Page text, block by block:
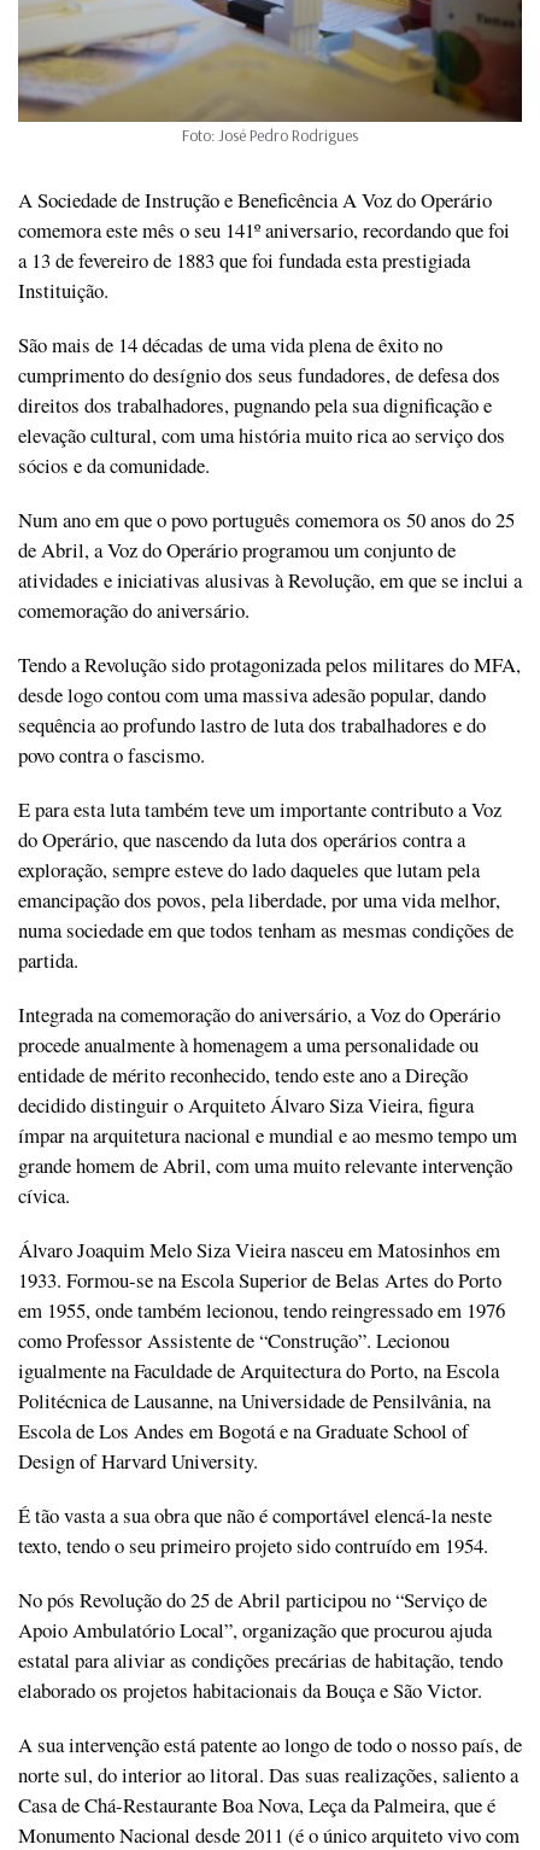
Foto: José Pedro Rodrigues
A Sociedade de Instrução e Beneficência A Voz do Operário
comemora este mês o seu 141º aniversario, recordando que foi
a 13 de fevereiro de 1883 que foi fundada esta prestigiada
Instituição.
São mais de 14 décadas de uma vida plena de êxito no
cumprimento do desígnio dos seus fundadores, de defesa dos
direitos dos trabalhadores, pugnando pela sua dignificação e
elevação cultural, com uma história muito rica ao serviço dos
sócios e da comunidade.
Num ano em que o povo português comemora os 50 anos do 25
de Abril, a Voz do Operário programou um conjunto de
atividades e iniciativas alusivas à Revolução, em que se inclui a
comemoração do aniversário.
Tendo a Revolução sido protagonizada pelos militares do MFA,
desde logo contou com uma massiva adesão popular, dando
sequência ao profundo lastro de luta dos trabalhadores e do
povo contra o fascismo.
E para esta luta também teve um importante contributo a Voz
do Operário, que nascendo da luta dos operários contra a
exploração, sempre esteve do lado daqueles que lutam pela
emancipação dos povos, pela liberdade, por uma vida melhor,
numa sociedade em que todos tenham as mesmas condições de
partida.
Integrada na comemoração do aniversário, a Voz do Operário
procede anualmente à homenagem a uma personalidade ou
entidade de mérito reconhecido, tendo este ano a Direção
decidido distinguir o Arquiteto Álvaro Siza Vieira, figura
ímpar na arquitetura nacional e mundial e ao mesmo tempo um
grande homem de Abril, com uma muito relevante intervenção
cívica.
Álvaro Joaquim Melo Siza Vieira nasceu em Matosinhos em
1933. Formou-se na Escola Superior de Belas Artes do Porto
em 1955, onde também lecionou, tendo reingressado em 1976
como Professor Assistente de “Construção”. Lecionou
igualmente na Faculdade de Arquitectura do Porto, na Escola
Politécnica de Lausanne, na Universidade de Pensilvânia, na
Escola de Los Andes em Bogotá e na Graduate School of
Design of Harvard University.
É tão vasta a sua obra que não é comportável elencá-la neste
texto, tendo o seu primeiro projeto sido contruído em 1954.
No pós Revolução do 25 de Abril participou no “Serviço de
Apoio Ambulatório Local”, organização que procurou ajuda
estatal para aliviar as condições precárias de habitação, tendo
elaborado os projetos habitacionais da Bouça e São Victor.
A sua intervenção está patente ao longo de todo o nosso país, de
norte sul, do interior ao litoral. Das suas realizações, saliento a
Casa de Chá-Restaurante Boa Nova, Leça da Palmeira, que é
Monumento Nacional desde 2011 (é o único arquiteto vivo com